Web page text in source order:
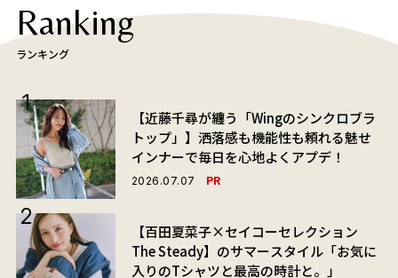
Ranking
ランキング
【近藤千尋が纏う「Wingのシンクロブラ
トップ」】洒落感も機能性も頼れる魅せ
インナーで毎日を心地よくアプデ！
2026.07.07 PR
【百田夏菜子×セイコーセレクション
The Steady】のサマースタイル「お気に
入りのTシャツと最高の時計と。」